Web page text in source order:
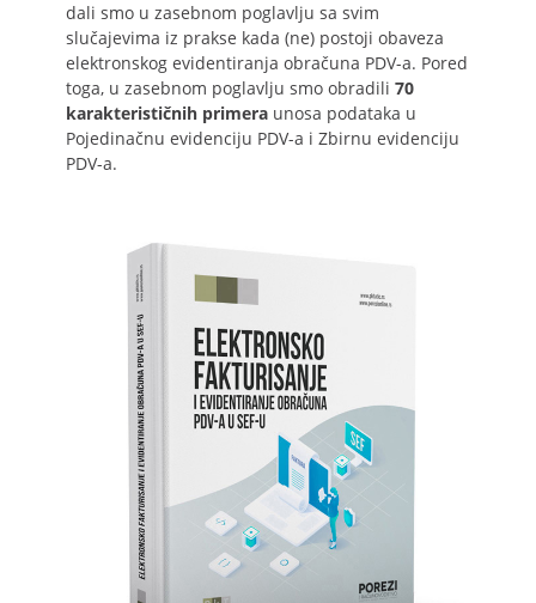
dali smo u zasebnom poglavlju sa svim
slučajevima iz prakse kada (ne) postoji obaveza
elektronskog evidentiranja obračuna PDV-a. Pored
toga, u zasebnom poglavlju smo obradili 70
karakterističnih primera unosa podataka u
Pojedinačnu evidenciju PDV-a i Zbirnu evidenciju
PDV-a.